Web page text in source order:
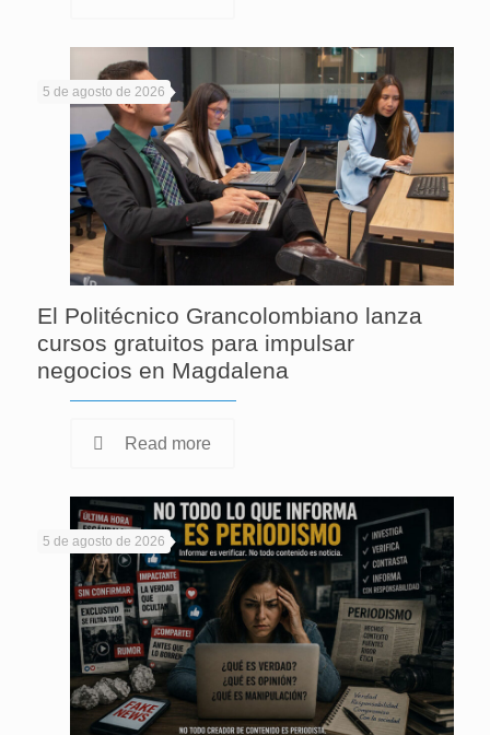
5 de agosto de 2026
El Politécnico Grancolombiano lanza
cursos gratuitos para impulsar
negocios en Magdalena
Read more
5 de agosto de 2026